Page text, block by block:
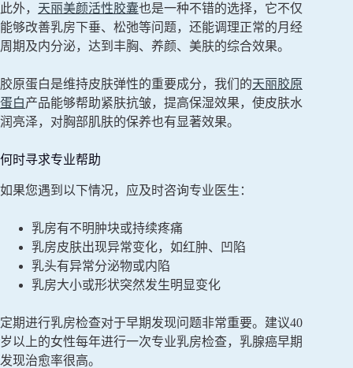
此外， 天丽美颜活性胶囊也是一种不错的选择，它不仅
能够改善乳房下垂、松弛等问题，还能调理正常的月经
周期及内分泌，达到丰胸、养颜、美肤的综合效果。
胶原蛋白是维持皮肤弹性的重要成分，我们的天丽胶原
蛋白产品能够帮助紧肤抗皱，提高保湿效果，使皮肤水
润亮泽，对胸部肌肤的保养也有显著效果。
何时寻求专业帮助
如果您遇到以下情况，应及时咨询专业医生：
乳房有不明肿块或持续疼痛
乳房皮肤出现异常变化，如红肿、凹陷
乳头有异常分泌物或内陷
乳房大小或形状突然发生明显变化
定期进行乳房检查对于早期发现问题非常重要。建议40
岁以上的女性每年进行一次专业乳房检查，乳腺癌早期
发现治愈率很高。